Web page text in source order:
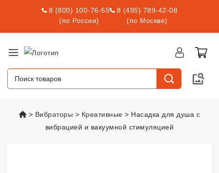
8 (800) 100-76-55
(по России)
8 (495) 789-42-08
(по Москве)
vsexshop.ru
Вибраторы Креативные
Насадка для душа с
вибрацией и вакуумной стимуляцией